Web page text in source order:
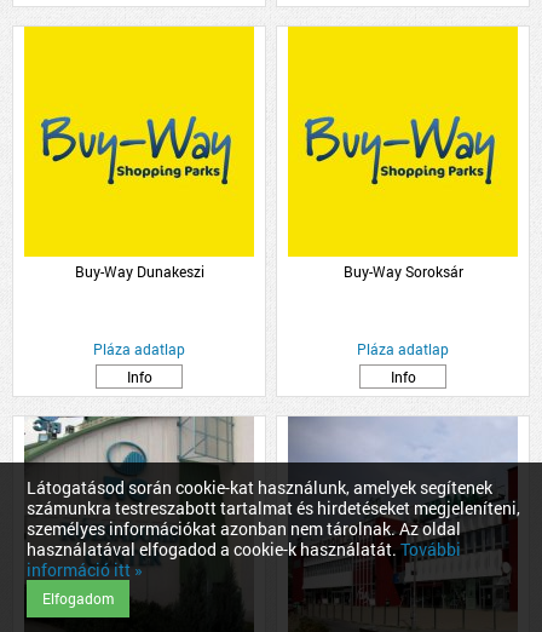
Látogatásod során cookie-kat használunk, amelyek segítenek
számunkra testreszabott tartalmat és hirdetéseket megjeleníteni,
személyes információkat azonban nem tárolnak. Az oldal
használatával elfogadod a cookie-k használatát. További
információ itt »
Elfogadom
Buy-Way Dunakeszi
Pláza adatlap
Info
Buy-Way Soroksár
Pláza adatlap
Info